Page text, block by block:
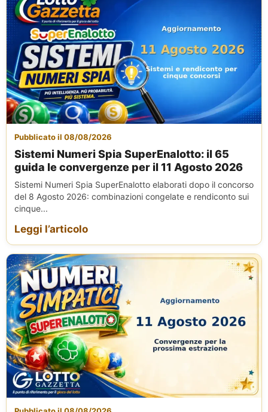
Pubblicato il 08/08/2026
Sistemi Numeri Spia SuperEnalotto: il 65
guida le convergenze per il 11 Agosto 2026
Sistemi Numeri Spia SuperEnalotto elaborati dopo il concorso
del 8 Agosto 2026: combinazioni congelate e rendiconto sui
cinque...
Leggi l’articolo